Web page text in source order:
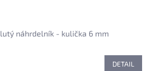
náhrdelník - kulička 6 mm
DETAIL